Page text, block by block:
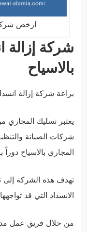
ارخص
شركة إزالة
بالاسياح
براعة شركة إزالة
يعتبر تسليك المجاري
شركات الصيانة
المجاري بالاسياح دوراً
تهدف هذه الشركة إلى
الانسداد التي قد
من خلال فريق عمل